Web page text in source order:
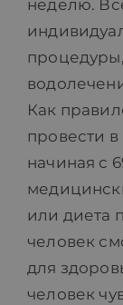
неделю.
Как
провести
начиная c
или диета
человек
для
человек